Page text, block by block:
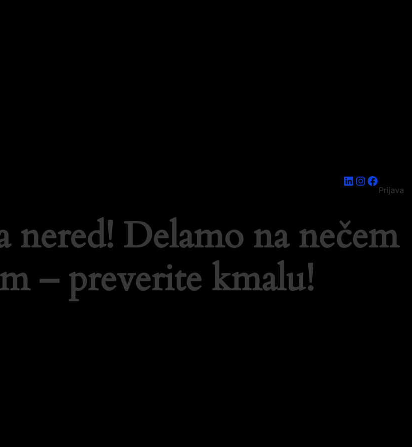
LinkedIn
Instagram
Prijava
nered! Delamo na nečem
– preverite kmalu!